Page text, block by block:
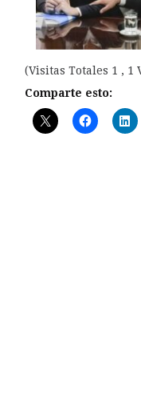
(Visitas Totales 1 , 1
Comparte esto: